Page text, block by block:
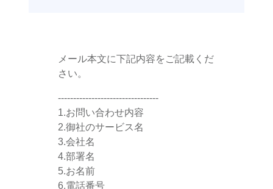
メール本文に下記内容をご記載くだ
さい。
---------------------------------
1.お問い合わせ内容
2.御社のサービス名
3.会社名
4.部署名
5.お名前
6.電話番号